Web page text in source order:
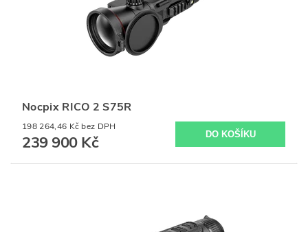
Nocpix RICO 2 S75R
198 264,46 Kč bez DPH
239 900 Kč